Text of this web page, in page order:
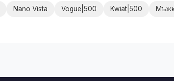
Nano Vista Vogue|500 Kwiat|500